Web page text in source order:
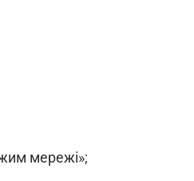
мережі»;